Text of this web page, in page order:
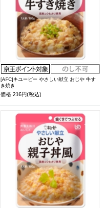
[AFC]キユーピー やさしい献立 おじや 牛す
き焼き
価格 216円(税込)